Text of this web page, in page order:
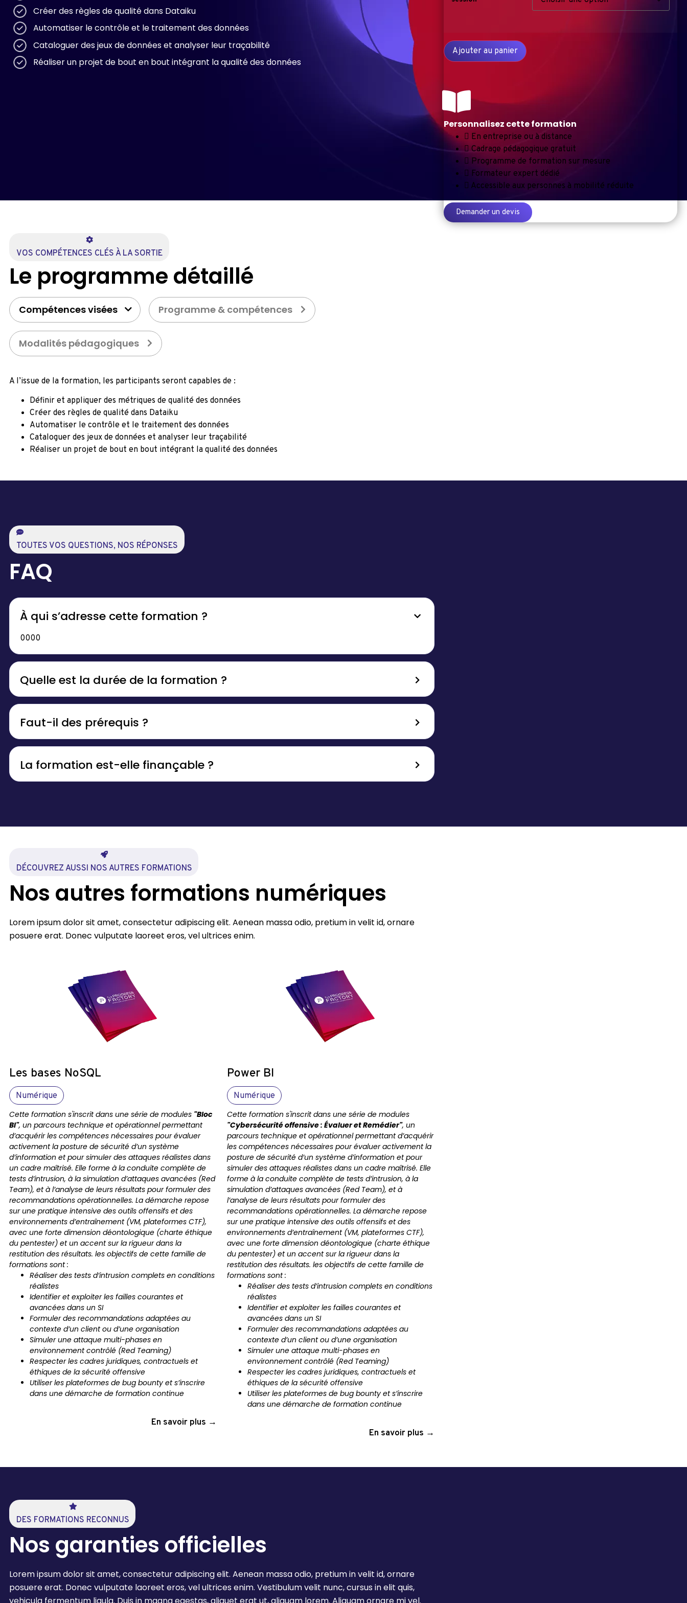
Ajouter au panier
Personnalisez cette formation
En entreprise ou à distance
Cadrage pédagogique gratuit
Programme de formation sur mesure
Formateur expert dédié
Accessible aux personnes à mobilité réduite
Demander un devis
Créer des règles de qualité dans Dataiku
Automatiser le contrôle et le traitement des données
Cataloguer des jeux de données et analyser leur traçabilité
Réaliser un projet de bout en bout intégrant la qualité des données
VOS COMPÉTENCES CLÉS À LA SORTIE
Le programme détaillé
Compétences visées Programme & compétences
Modalités pédagogiques
A l’issue de la formation, les participants seront capables de :
Définir et appliquer des métriques de qualité des données
Créer des règles de qualité dans Dataiku
Automatiser le contrôle et le traitement des données
Cataloguer des jeux de données et analyser leur traçabilité
Réaliser un projet de bout en bout intégrant la qualité des données
TOUTES VOS QUESTIONS, NOS RÉPONSES
FAQ
À qui s’adresse cette formation ?
0000
Quelle est la durée de la formation ?
Faut-il des prérequis ?
La formation est-elle finançable ?
DÉCOUVREZ AUSSI NOS AUTRES FORMATIONS
Nos autres formations numériques
Lorem ipsum dolor sit amet, consectetur adipiscing elit. Aenean massa odio, pretium in velit id, ornare
posuere erat. Donec vulputate laoreet eros, vel ultrices enim.
Les bases NoSQL
Numérique
Cette formation s'inscrit dans une série de modules "Bloc
BI", un parcours technique et opérationnel permettant
d’acquérir les compétences nécessaires pour évaluer
activement la posture de sécurité d’un système
d’information et pour simuler des attaques réalistes dans
un cadre maîtrisé. Elle forme à la conduite complète de
tests d’intrusion, à la simulation d’attaques avancées (Red
Team), et à l’analyse de leurs résultats pour formuler des
recommandations opérationnelles. La démarche repose
sur une pratique intensive des outils offensifs et des
environnements d’entraînement (VM, plateformes CTF),
avec une forte dimension déontologique (charte éthique
du pentester) et un accent sur la rigueur dans la
restitution des résultats. les objectifs de cette famille de
formations sont :
Réaliser des tests d’intrusion complets en conditions
réalistes
Identifier et exploiter les failles courantes et
avancées dans un SI
Formuler des recommandations adaptées au
contexte d’un client ou d’une organisation
Simuler une attaque multi-phases en
environnement contrôlé (Red Teaming)
Respecter les cadres juridiques, contractuels et
éthiques de la sécurité offensive
Utiliser les plateformes de bug bounty et s’inscrire
dans une démarche de formation continue
En savoir plus →
Power BI
Numérique
Cette formation s'inscrit dans une série de modules
"Cybersécurité offensive : Évaluer et Remédier", un
parcours technique et opérationnel permettant d’acquérir
les compétences nécessaires pour évaluer activement la
posture de sécurité d’un système d’information et pour
simuler des attaques réalistes dans un cadre maîtrisé. Elle
forme à la conduite complète de tests d’intrusion, à la
simulation d’attaques avancées (Red Team), et à
l’analyse de leurs résultats pour formuler des
recommandations opérationnelles. La démarche repose
sur une pratique intensive des outils offensifs et des
environnements d’entraînement (VM, plateformes CTF),
avec une forte dimension déontologique (charte éthique
du pentester) et un accent sur la rigueur dans la
restitution des résultats. les objectifs de cette famille de
formations sont :
Réaliser des tests d’intrusion complets en conditions
réalistes
Identifier et exploiter les failles courantes et
avancées dans un SI
Formuler des recommandations adaptées au
contexte d’un client ou d’une organisation
Simuler une attaque multi-phases en
environnement contrôlé (Red Teaming)
Respecter les cadres juridiques, contractuels et
éthiques de la sécurité offensive
Utiliser les plateformes de bug bounty et s’inscrire
dans une démarche de formation continue
En savoir plus →
DES FORMATIONS RECONNUS
Nos garanties officielles
Lorem ipsum dolor sit amet, consectetur adipiscing elit. Aenean massa odio, pretium in velit id, ornare
posuere erat. Donec vulputate laoreet eros, vel ultrices enim. Vestibulum velit nunc, cursus in elit quis,
vehicula fermentum ligula. Duis in magna egestas, aliquet erat ut, aliquam lorem. Aliquam ornare mi vel.